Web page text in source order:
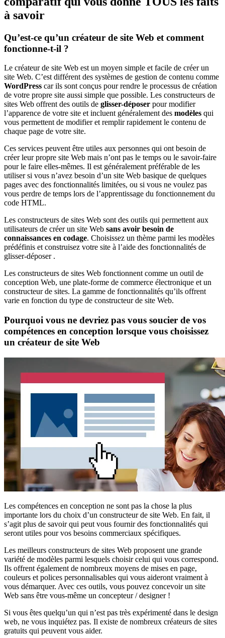
à savoir
Qu’est-ce qu’un créateur de site Web et comment
fonctionne-t-il ?
Le créateur de site Web est un moyen simple et facile de créer un
site Web. C’est différent des systèmes de gestion de contenu comme
WordPress car ils sont conçus pour rendre le processus de création
de votre propre site aussi simple que possible. Les constructeurs de
sites Web offrent des outils de glisser-déposer pour modifier
l’apparence de votre site et incluent généralement des modèles qui
vous permettent de modifier et remplir rapidement le contenu de
chaque page de votre site.
Ces services peuvent être utiles aux personnes qui ont besoin de
créer leur propre site Web mais n’ont pas le temps ou le savoir-faire
pour le faire elles-mêmes. Il est généralement préférable de les
utiliser si vous n’avez besoin d’un site Web basique de quelques
pages avec des fonctionnalités limitées, ou si vous ne voulez pas
vous perdre de temps lors de l’apprentissage du fonctionnement du
code HTML.
Les constructeurs de sites Web sont des outils qui permettent aux
utilisateurs de créer un site Web sans avoir besoin de
connaissances en codage. Choisissez un thème parmi les modèles
prédéfinis et construisez votre site à l’aide des fonctionnalités de
glisser-déposer .
Les constructeurs de sites Web fonctionnent comme un outil de
conception Web, une plate-forme de commerce électronique et un
constructeur de sites. La gamme de fonctionnalités qu’ils offrent
varie en fonction du type de constructeur de site Web.
Pourquoi vous ne devriez pas vous soucier de vos
compétences en conception lorsque vous choisissez
un créateur de site Web
Les compétences en conception ne sont pas la chose la plus
importante lors du choix d’un constructeur de site Web. En fait, il
s’agit plus de savoir qui peut vous fournir des fonctionnalités qui
seront utiles pour vos besoins commerciaux spécifiques.
Les meilleurs constructeurs de sites Web proposent une grande
variété de modèles parmi lesquels choisir celui qui vous correspond.
Ils offrent également de nombreux moyens de mises en page,
couleurs et polices personnalisables qui vous aideront vraiment à
vous démarquer. Avec ces outils, vous pouvez concevoir un site
Web sans être vous-même un concepteur / designer !
Si vous êtes quelqu’un qui n’est pas très expérimenté dans le design
web, ne vous inquiétez pas. Il existe de nombreux créateurs de sites
gratuits qui peuvent vous aider.